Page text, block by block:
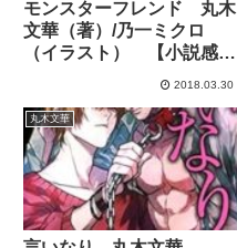
モンスターフレンド 丸木
文華（著）/乃一ミクロ
（イラスト） 【小説感
2018.03.30
丸木文華